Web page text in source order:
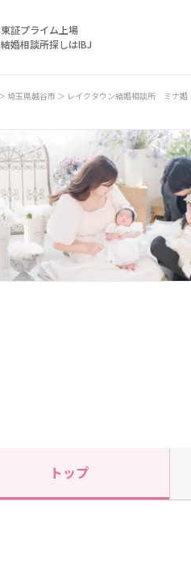
東証プライム上場
結婚相談所探しはIBJ
埼玉県越谷市 レイクタウン結婚相談所 ミナ婚
トップ